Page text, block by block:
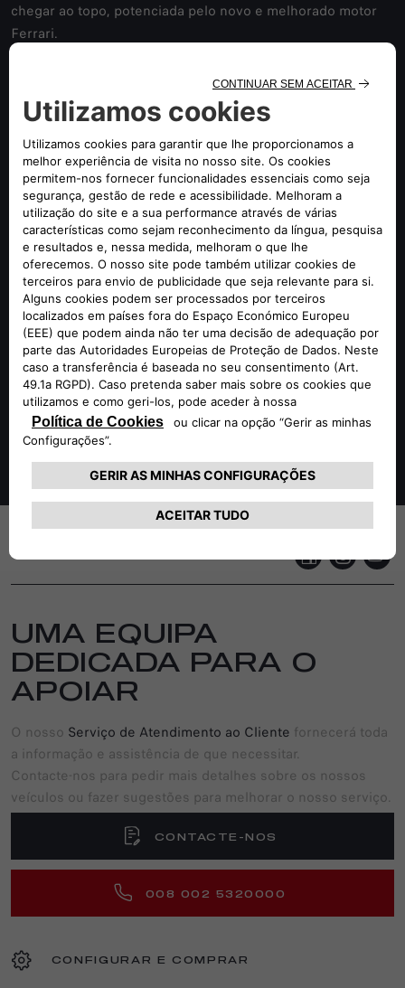
chegar ao topo, potenciada pelo novo e melhorado motor
Ferrari.
Criada pelo Centro Stile Alfa Romeo, a pintura vermelha e
branca é maravilhosa embora seja uma subtil homenagem
aos designs históricos da Alfa Romeo a da Sauber
Motorsport. A zona do motor está pintada de vermelho, com
uma secção diagonal para transmitir ainda mais dinamismo.
O logótipo histórico Alfa Romeo, encaixa-se na diagonal
como referência ao inicio do século XX. Mais abaixo
podemos ver escrito “Tonale”, o nome do primeiro SUV da
marca revelado recentemente. O símbolo “Quadrifoglio”,
que representa o lado desportivo, pode ser visto na secção
superior e a bandeira italiana está presente na asa traseira,
assim como o nome “Alfa Romeo”.
Nas mãos do vencedor de 10 corridas, Valtteri Bottas, e
Zhou Guanyu, o primeiro piloto chinês e o único estreante
na grelha em 2022, o C42 está pronto a impressionar.
UMA EQUIPA
DEDICADA PARA O
APOIAR
O nosso Serviço de Atendimento ao Cliente fornecerá toda
a informação e assistência de que necessitar.
Contacte-nos para pedir mais detalhes sobre os nossos
veículos ou fazer sugestões para melhorar o nosso serviço.
CONTACTE-NOS
008 002 5320000
CONFIGURAR E COMPRAR